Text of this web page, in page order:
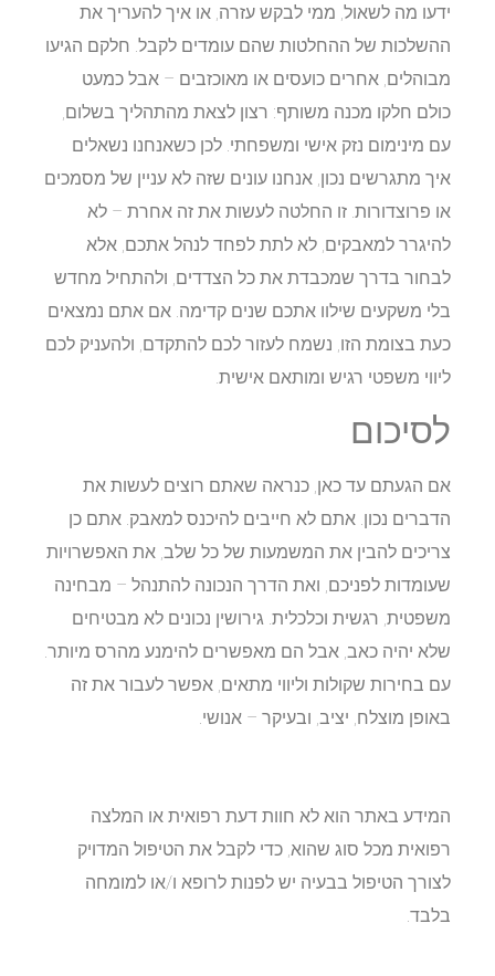
ידעו מה לשאול, ממי לבקש עזרה, או איך להעריך את
ההשלכות של ההחלטות שהם עומדים לקבל. חלקם הגיעו
מבוהלים, אחרים כועסים או מאוכזבים – אבל כמעט
כולם חלקו מכנה משותף: רצון לצאת מהתהליך בשלום,
עם מינימום נזק אישי ומשפחתי. לכן כשאנחנו נשאלים
איך מתגרשים נכון, אנחנו עונים שזה לא עניין של מסמכים
או פרוצדורות. זו החלטה לעשות את זה אחרת – לא
להיגרר למאבקים, לא לתת לפחד לנהל אתכם, אלא
לבחור בדרך שמכבדת את כל הצדדים, ולהתחיל מחדש
בלי משקעים שילוו אתכם שנים קדימה. אם אתם נמצאים
כעת בצומת הזו, נשמח לעזור לכם להתקדם, ולהעניק לכם
ליווי משפטי רגיש ומותאם אישית.
לסיכום
אם הגעתם עד כאן, כנראה שאתם רוצים לעשות את
הדברים נכון. אתם לא חייבים להיכנס למאבק. אתם כן
צריכים להבין את המשמעות של כל שלב, את האפשרויות
שעומדות לפניכם, ואת הדרך הנכונה להתנהל – מבחינה
משפטית, רגשית וכלכלית. גירושין נכונים לא מבטיחים
שלא יהיה כאב, אבל הם מאפשרים להימנע מהרס מיותר.
עם בחירות שקולות וליווי מתאים, אפשר לעבור את זה
באופן מוצלח, יציב, ובעיקר – אנושי.
המידע באתר הוא לא חוות דעת רפואית או המלצה
רפואית מכל סוג שהוא, כדי לקבל את הטיפול המדויק
לצורך הטיפול בבעיה יש לפנות לרופא ו/או למומחה
בלבד.